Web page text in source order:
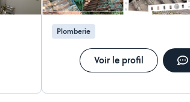
Plomberie
Voir le profil